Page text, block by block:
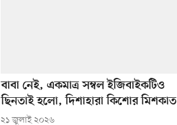
বাবা নেই, একমাত্র সম্বল ইজিবাইকটিও
ছিনতাই হলো, দিশাহারা কিশোর মিশকাত
২১ জুলাই ২০২৬